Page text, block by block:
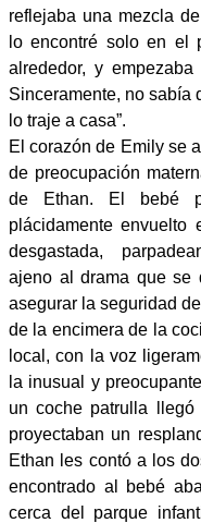
reflejaba una mezcla
lo encontré solo en el
alrededor, y
Sinceramente, no sabía
lo traje a casa”.
El corazón de Emily se
de preocupación
de Ethan. El bebé
plácidamente envuelto
desgastada,
ajeno al drama que se
asegurar la seguridad
de la encimera de la
local, con la voz
la inusual y
un coche patrulla
proyectaban un
Ethan les contó a los
encontrado al bebé
cerca del parque